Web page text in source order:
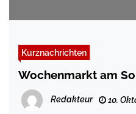
Kurznachrichten
Wochenmarkt am
Redakteur 10.